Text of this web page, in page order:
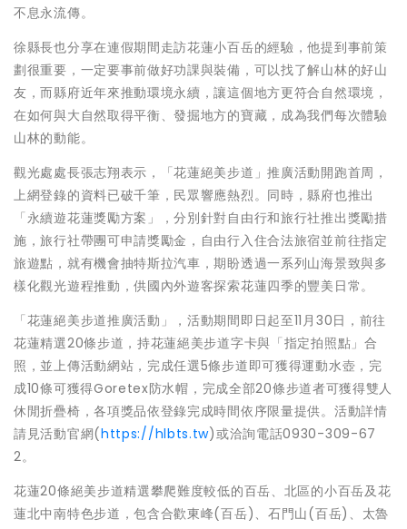
不息永流傳。
徐縣長也分享在連假期間走訪花蓮小百岳的經驗，他提到事前策
劃很重要，一定要事前做好功課與裝備，可以找了解山林的好山
友，而縣府近年來推動環境永續，讓這個地方更符合自然環境，
在如何與大自然取得平衡、發掘地方的寶藏，成為我們每次體驗
山林的動能。
觀光處處長張志翔表示，「花蓮絕美步道」推廣活動開跑首周，
上網登錄的資料已破千筆，民眾響應熱烈。同時，縣府也推出
「永續遊花蓮獎勵方案」，分別針對自由行和旅行社推出獎勵措
施，旅行社帶團可申請獎勵金，自由行入住合法旅宿並前往指定
旅遊點，就有機會抽特斯拉汽車，期盼透過一系列山海景致與多
樣化觀光遊程推動，供國內外遊客探索花蓮四季的豐美日常。
「花蓮絕美步道推廣活動」，活動期間即日起至11月30日，前往
花蓮精選20條步道，持花蓮絕美步道字卡與「指定拍照點」合
照，並上傳活動網站，完成任選5條步道即可獲得運動水壺，完
成10條可獲得Goretex防水帽，完成全部20條步道者可獲得雙人
休閒折疊椅，各項獎品依登錄完成時間依序限量提供。活動詳情
請見活動官網(https://hlbts.tw)或洽詢電話0930-309-67
2。
花蓮20條絕美步道精選攀爬難度較低的百岳、北區的小百岳及花
蓮北中南特色步道，包含合歡東峰(百岳)、石門山(百岳)、太魯